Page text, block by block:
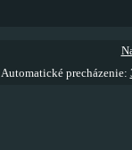
Automatické precházenie: